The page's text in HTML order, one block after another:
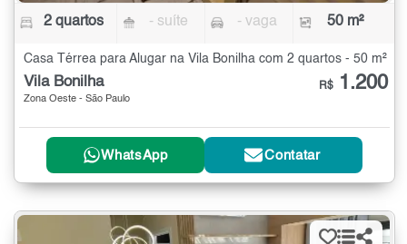
2 quartos - suíte - vaga 50 m²
Casa Térrea para Alugar na Vila Bonilha com 2 quartos - 50 m²
Vila Bonilha
Zona Oeste - São Paulo
R$ 1.200
WhatsApp Contatar